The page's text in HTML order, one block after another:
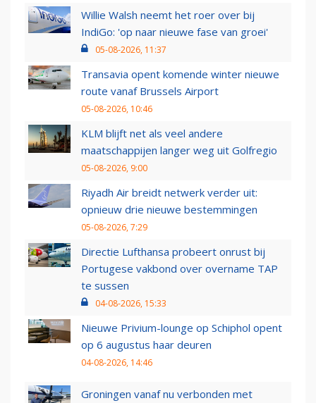
Willie Walsh neemt het roer over bij
IndiGo: 'op naar nieuwe fase van groei'
05-08-2026, 11:37
Transavia opent komende winter nieuwe
route vanaf Brussels Airport
05-08-2026, 10:46
KLM blijft net als veel andere
maatschappijen langer weg uit Golfregio
05-08-2026, 9:00
Riyadh Air breidt netwerk verder uit:
opnieuw drie nieuwe bestemmingen
05-08-2026, 7:29
Directie Lufthansa probeert onrust bij
Portugese vakbond over overname TAP
te sussen
04-08-2026, 15:33
Nieuwe Privium-lounge op Schiphol opent
op 6 augustus haar deuren
04-08-2026, 14:46
Groningen vanaf nu verbonden met